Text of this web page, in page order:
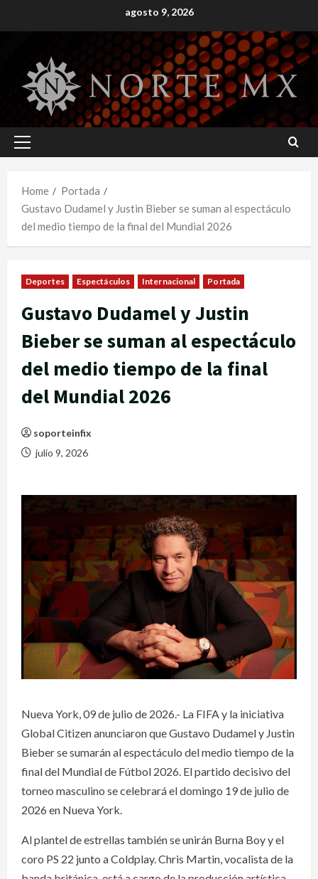
to
agosto 9, 2026
Primary
Home
Portada
Gustavo Dudamel y Justin Bieber se suman al espectáculo
del medio tiempo de la final del Mundial 2026
Deportes Espectáculos Internacional Portada
Gustavo Dudamel y Justin
Bieber se suman al espectáculo
del medio tiempo de la final
del Mundial 2026
soporteinfix
julio 9, 2026
Nueva York, 09 de julio de 2026.- La FIFA y la iniciativa
Global Citizen anunciaron que Gustavo Dudamel y Justin
Bieber se sumarán al espectáculo del medio tiempo de la
final del Mundial de Fútbol 2026. El partido decisivo del
torneo masculino se celebrará el domingo 19 de julio de
2026 en Nueva York.
Al plantel de estrellas también se unirán Burna Boy y el
coro PS 22 junto a Coldplay. Chris Martin, vocalista de la